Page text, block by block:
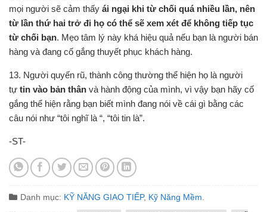
mọi người sẽ cảm thấy ái ngại khi từ chối quá nhiều lần, nên
từ lần thứ hai trở đi họ có thể sẽ xem xét để không tiếp tục
từ chối bạn. Mẹo tâm lý này khá hiệu quả nếu bạn là người bán
hàng và đang cố gắng thuyết phục khách hàng.
13. Người quyến rũ, thành công thường thể hiện họ là người
tự tin vào bản thân và hành động của mình, vì vậy bạn hãy cố
gắng thể hiện rằng bạn biết mình đang nói về cái gì bằng các
câu nói như “tôi nghĩ là “, “tôi tin là”.
-ST-
Danh mục: KỸ NĂNG GIAO TIẾP, Kỹ Năng Mềm